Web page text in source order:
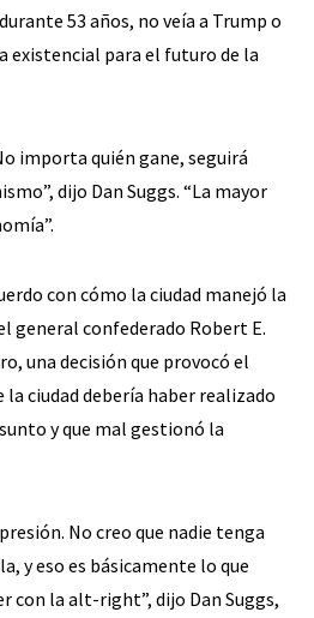
53 años, no veía a Trump o
existencial para el futuro de la
importa quién gane, seguirá
dijo Dan Suggs. “La mayor
con cómo la ciudad manejó la
general confederado Robert E.
una decisión que provocó el
la ciudad debería haber realizado
y que mal gestionó la
No creo que nadie tenga
y eso es básicamente lo que
con la alt-right”, dijo Dan Suggs,